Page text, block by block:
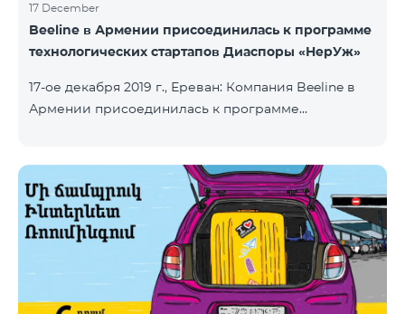
17 December
Beeline в Армении присоединилась к программе
технологических стартапов Диаспоры «НерУж»
17-ое декабря 2019 г., Ереван: Компания Beeline в
Армении присоединилась к программе
высокотехнологичной промышленности РА и
офисом главного комиссара по делам диаспоры
РА. Основная цель программы - привлечение
талантливых предпринимателей, инженеров из
диаспоры, стимулирование репатриации, а также
развитие стартап-экосистемы в Армении.
Программа позволяет превратить